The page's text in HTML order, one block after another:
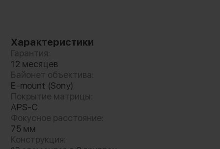
Характеристики
Гарантия:
12 месяцев
Байонет объектива:
E-mount (Sony)
Покрытие матрицы:
APS-C
Фокусное расстояние:
75 мм
Конструкция: